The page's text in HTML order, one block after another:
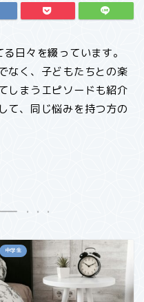
日々を綴っています。
なく、子どもたちとの楽
しまうエピソードも紹介
て、同じ悩みを持つ方の
中学生